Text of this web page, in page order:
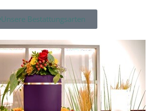
Unsere Bestattungsarten